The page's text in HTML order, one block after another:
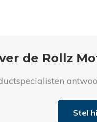
de Rollz
Stel